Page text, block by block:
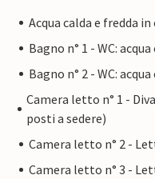
Acqua calda e fredda in
Bagno n° 1 - WC:
Bagno n° 2 - WC:
Camera letto n° 1 -
posti a sedere)
Camera letto n° 2 -
Camera letto n° 3 -